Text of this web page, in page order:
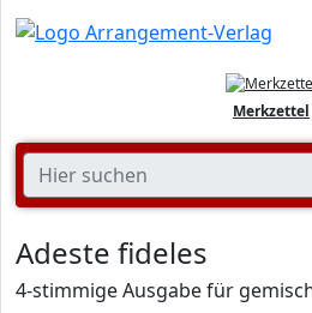
Merkzettel
Adeste fideles
4-stimmige Ausgabe für